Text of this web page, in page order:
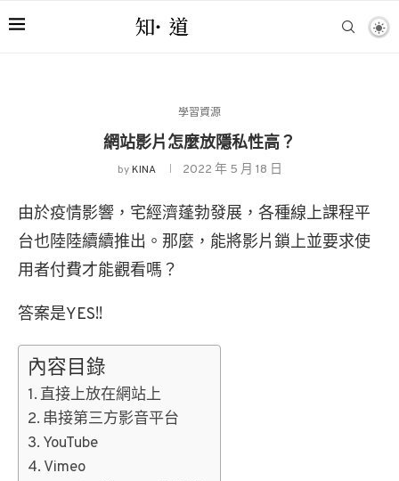
學習資源
網站影片怎麼放隱私性高？
byKINA 2022 年 5 月 18 日
由於疫情影響，宅經濟蓬勃發展，各種線上課程平
台也陸陸續續推出。那麼，能將影片鎖上並要求使
用者付費才能觀看嗎？
答案是YES!!
內容目錄
直接上放在網站上
串接第三方影音平台
YouTube
Vimeo